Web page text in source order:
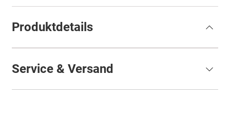
Produktdetails
Service & Versand